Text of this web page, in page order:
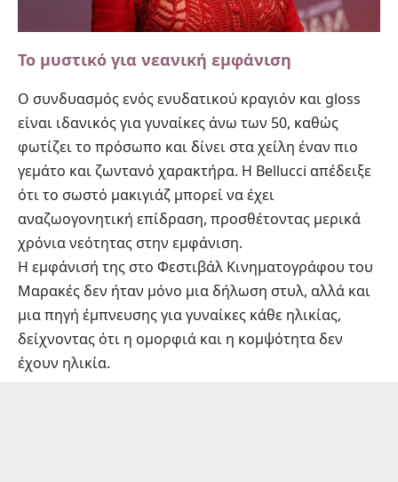
Το μυστικό για νεανική εμφάνιση
Ο συνδυασμός ενός ενυδατικού κραγιόν και gloss
είναι ιδανικός για γυναίκες άνω των 50, καθώς
φωτίζει το πρόσωπο και δίνει στα χείλη έναν πιο
γεμάτο και ζωντανό χαρακτήρα. Η Bellucci απέδειξε
ότι το σωστό μακιγιάζ μπορεί να έχει
αναζωογονητική επίδραση, προσθέτοντας μερικά
χρόνια νεότητας στην εμφάνιση.
Η εμφάνισή της στο Φεστιβάλ Κινηματογράφου του
Μαρακές δεν ήταν μόνο μια δήλωση στυλ, αλλά και
μια πηγή έμπνευσης για γυναίκες κάθε ηλικίας,
δείχνοντας ότι η ομορφιά και η κομψότητα δεν
έχουν ηλικία.